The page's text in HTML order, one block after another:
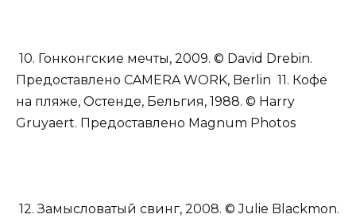
10. Гонконгские мечты, 2009. © David Drebin.
Предоставлено CAMERA WORK, Berlin 11. Кофе
на пляже, Остенде, Бельгия, 1988. © Harry
Gruyaert. Предоставлено Magnum Photos
12. Замысловатый свинг, 2008. © Julie Blackmon.